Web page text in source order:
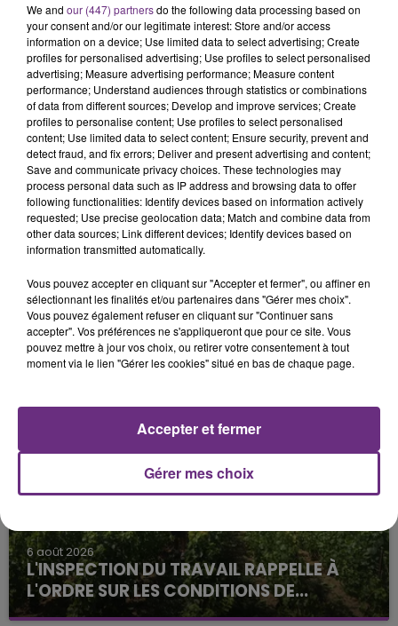
FIL D'ACTU
6 août 2026
SI TOUT LE MONDE FAIT ÇA, MOI L'ANNÉE
PROCHAINE JE VENDANGE EN...
août dans la commune de Montgueux (Aube). Du
6 août 2026
L'INSPECTION DU TRAVAIL RAPPELLE À
L'ORDRE SUR LES CONDITIONS DE...
Alors que les dates de début des vendange 2026
We and our (447) partnersdo the following data processing based on
your consent and/or our legitimate interest: Store and/or access
information on a device; Use limited data to select advertising; Create
profiles for personalised advertising; Use profiles to select personalised
advertising; Measure advertising performance; Measure content
performance; Understand audiences through statistics or combinations
of data from different sources; Develop and improve services; Create
profiles to personalise content; Use profiles to select personalised
content; Use limited data to select content; Ensure security, prevent and
detect fraud, and fix errors; Deliver and present advertising and content;
Save and communicate privacy choices. These technologies may
process personal data such as IP address and browsing data to offer
following functionalities: Identify devices based on information actively
requested; Use precise geolocation data; Match and combine data from
other data sources; Link different devices; Identify devices based on
information transmitted automatically.
Vous pouvez accepter en cliquant sur "Accepter et fermer", ou affiner en
sélectionnant les finalités et/ou partenaires dans "Gérer mes choix".
Vous pouvez également refuser en cliquant sur "Continuer sans
accepter". Vos préférences ne s'appliqueront que pour ce site. Vous
pouvez mettre à jour vos choix, ou retirer votre consentement à tout
moment via le lien "Gérer les cookies" situé en bas de chaque page.
Gérer mes choix
Accepter et fermer